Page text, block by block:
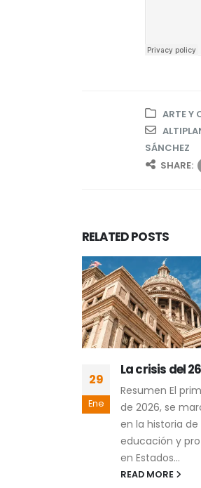
ARTE Y
SÁNCHEZ
SHARE:
RELATEDPOSTS
29
Ene
La crisis del 26
Resumen El
de 2026, se
en la historia de
educación y
en Estados...
READ MORE